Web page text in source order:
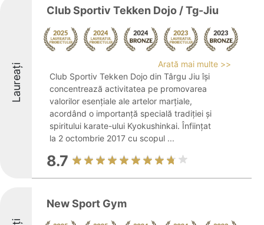
Laureați
Club Sportiv Tekken Dojo / Tg-Jiu
Arată mai multe >>
Club Sportiv Tekken Dojo din Târgu Jiu își
concentrează activitatea pe promovarea
valorilor esențiale ale artelor marțiale,
acordând o importanță specială tradiției și
spiritului karate-ului Kyokushinkai. Înființat
la 2 octombrie 2017 cu scopul ...
8.7
New Sport Gym